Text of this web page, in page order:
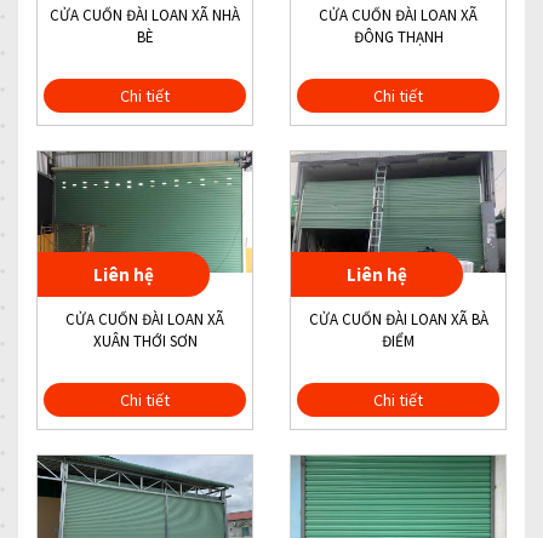
CỬA CUỐN ĐÀI LOAN XÃ NHÀ
BÈ
Chi tiết
CỬA CUỐN ĐÀI LOAN XÃ
ĐÔNG THẠNH
Chi tiết
Liên hệ
CỬA CUỐN ĐÀI LOAN XÃ
XUÂN THỚI SƠN
Chi tiết
Liên hệ
CỬA CUỐN ĐÀI LOAN XÃ BÀ
ĐIỂM
Chi tiết